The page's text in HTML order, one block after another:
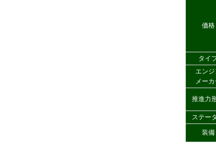
価格
タイ
エンジ
メーカ
推進力
ステー
装備